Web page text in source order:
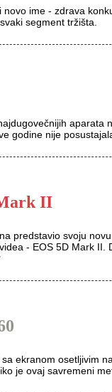
novo ime - zdrava
segment tržišta.
aparata
godine nije
II
predstavio svoju
- EOS 5D Mark
ekranom osetljivim
je ovaj savremeni